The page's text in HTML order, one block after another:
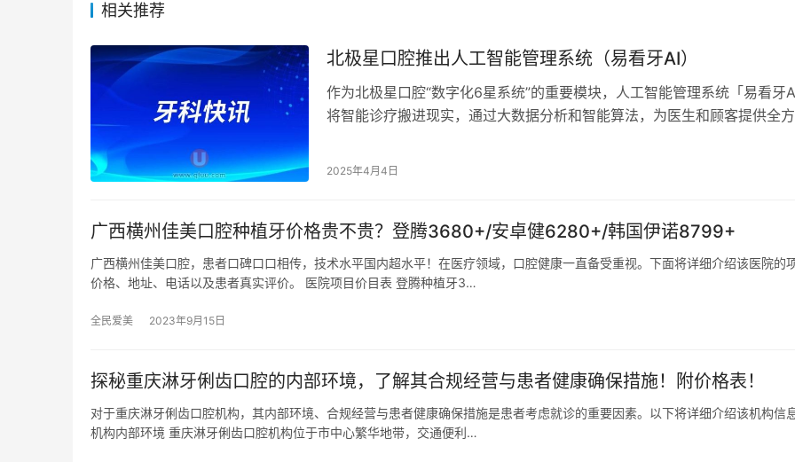
相关推荐
北极星口腔推出人工智能管理系统（易看牙AI）
作为北极星口腔“数字化6星系统”的重要模块，人工智能管理系统「易看牙
将智能诊疗搬进现实，通过大数据分析和智能算法，为医生和顾客提供全
2025年4月4日
广西横州佳美口腔种植牙价格贵不贵？登腾3680+/安卓健6280+/韩国伊诺8799+
广西横州佳美口腔，患者口碑口口相传，技术水平国内超水平！在医疗领域，口腔健康一直备受重视。下面将详细介绍该医院的
价格、地址、电话以及患者真实评价。 医院项目价目表 登腾种植牙3…
全民爱美 2023年9月15日
探秘重庆淋牙俐齿口腔的内部环境，了解其合规经营与患者健康确保措施！附价格表！
对于重庆淋牙俐齿口腔机构，其内部环境、合规经营与患者健康确保措施是患者考虑就诊的重要因素。以下将详细介绍该机构信
机构内部环境 重庆淋牙俐齿口腔机构位于市中心繁华地带，交通便利…